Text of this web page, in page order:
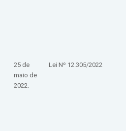
25 de
maio de
2022.
Lei Nº 12.305/2022